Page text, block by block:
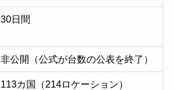
30日間
非公開（公式が台数の公表を終了）
113カ国（214ロケーション）